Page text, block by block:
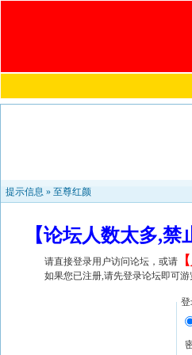
提示信息 » 至尊红颜
【论坛人数太多,
请直接登录用户访问论坛，或请 【
如果您已注册,请先登录论坛即可游
登